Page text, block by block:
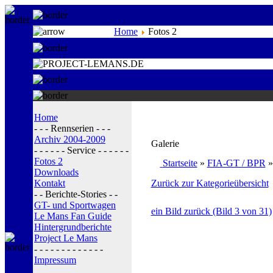
Home Fotos 2
Home
- - - Rennserien - - -
Archiv 2004-2009
- - - - - - Service - - - - - -
Fotos 2
Downloads
Kontakt
- - Berichte-Stories - -
GT- und Sportwagen
Le Mans Fan Guide
Hintergrundberichte
Project Le Mans
- - - - - - - - - - - - -
Impressum
Galerie
Startseite» FIA-GT / BPR
Zurück zur Kategorieübersicht
ein Bild zurück (Bild 3 von 31)